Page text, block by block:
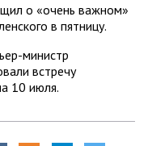
о «очень важном»
в пятницу.
министр
встречу
10 июля.